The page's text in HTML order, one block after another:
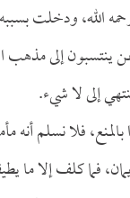
الله، ودخلت
ينتسبون إلى مذهب
إلى لا شيء.
فلا نسلم أنه
فما كلف إلا ما